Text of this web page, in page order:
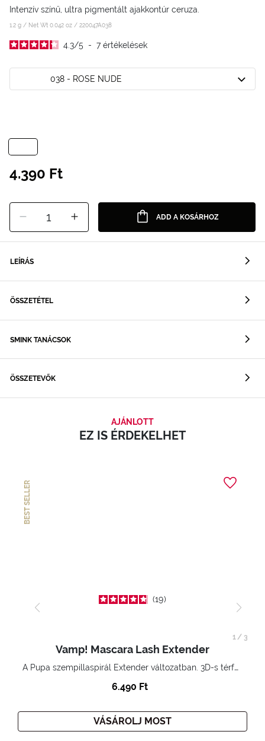
Intenzív színű, ultra pigmentált ajakkontúr ceruza.
1.2 g / Net Wt 0.042 oz / 220047A038
4.3/5 - 7értékelések
038 - ROSE NUDE
4.390 Ft
1 ADD A KOSÁRHOZ
LEÍRÁS
ÖSSZETÉTEL
SMINK TANÁCSOK
ÖSSZETEVŐK
AJÁNLOTT
EZ IS ÉRDEKELHET
BEST SELLER
19
Vamp! Mascara Lash Extender
A Pupa szempillaspirál Extender változatban. 3D-s térfogatnövelő hatás. Hihetetlenül hosszú és göndör szempillák
6.490 Ft
VÁSÁROLJ MOST
1 / 3